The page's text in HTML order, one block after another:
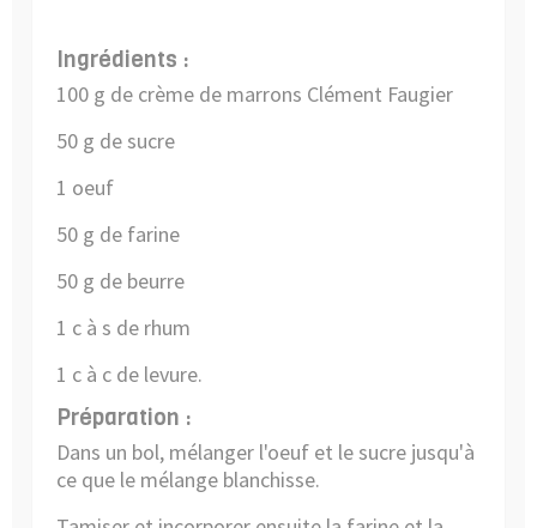
Ingrédients :
100 g de crème de marrons Clément Faugier
50 g de sucre
1 oeuf
50 g de farine
50 g de beurre
1 c à s de rhum
1 c à c de levure.
Préparation :
Dans un bol, mélanger l'oeuf et le sucre jusqu'à
ce que le mélange blanchisse.